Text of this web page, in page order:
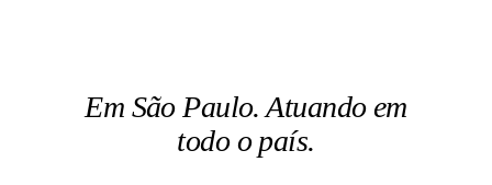
Em São Paulo. Atuando em
todo o país.